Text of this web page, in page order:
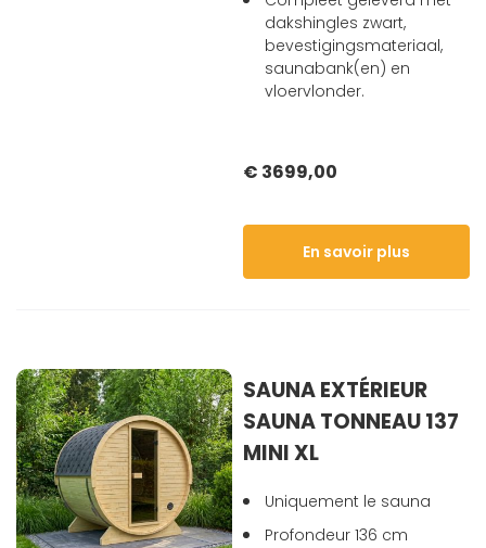
dakshingles zwart,
bevestigingsmateriaal,
saunabank(en) en
vloervlonder.
€ 3699,00
En savoir plus
SAUNA EXTÉRIEUR
SAUNA TONNEAU 137
MINI XL
Uniquement le sauna
Profondeur 136 cm